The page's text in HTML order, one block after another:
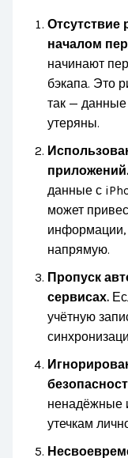
Отсутствие
началом
начинают
бэкапа. Это
так — данные
утеряны.
приложений.
данные с
может
информации,
напрямую.
Пропуск
сервисах.
учётную
ненадёжные
утечкам